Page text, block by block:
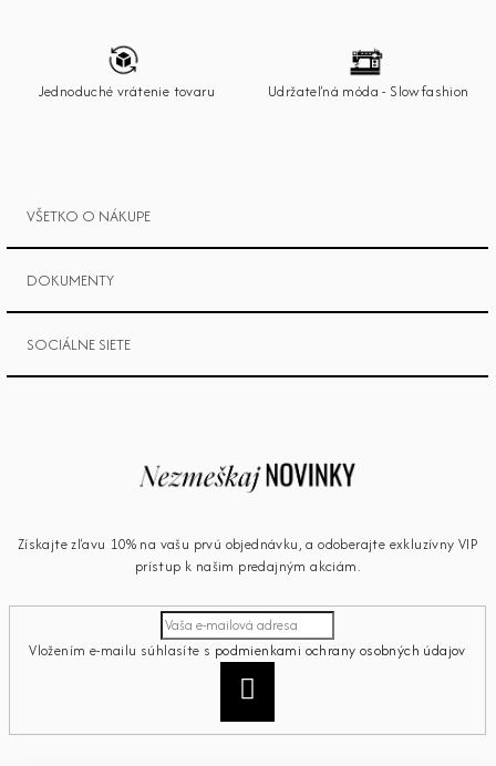
Jednoduché vrátenie tovaru Udržateľná móda - Slowfashion
VŠETKO O NÁKUPE
DOKUMENTY
SOCIÁLNE SIETE
Získajte zľavu 10% na vašu prvú objednávku, a odoberajte exkluzívny VIP
prístup k našim predajným akciám.
Vložením e-mailu súhlasíte s podmienkami ochrany osobných údajov